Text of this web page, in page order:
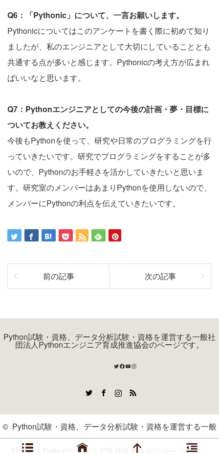
Q6：「Pythonic」について、一言お願いします。
Pythonicについてはこのアンケートを書く際に初めて知り
ましたが、私のエンジニアとして大切にしていることとも
共通する点が多いと感じます。Pythonicの考え方が広まれ
ばいいなと思います。
Q7：Pythonエンジニアとしての今後の計画・夢・目標に
ついてお教えください。
今後もPythonを使って、研究や日常のプログラミングを行
っていきたいです。研究でプログラミングをすることが多
いので、Pythonのお手軽さを活かしていきたいと思いま
す。研究室のメンバーはあまりPythonを使用しないので、
メンバーにPythonの利点を伝えていきたいです。
前の記事 次の記事
Python試験・資格、データ分析試験・資格を運営する一般社
団法人Pythonエンジニア育成推進協会のページです。
Twitter
Facebook
YouTube
Instagram
RSS
© Python試験・資格、データ分析試験・資格を運営する一般
社団法人Pythonエンジニア育成推進協会のページです。